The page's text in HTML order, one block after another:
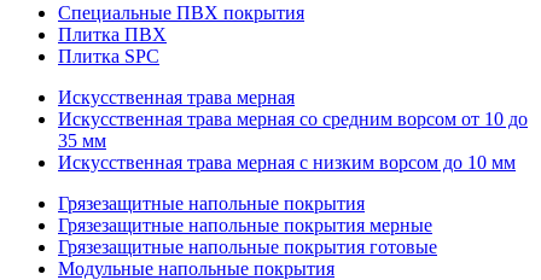
Специальные ПВХ покрытия
Плитка ПВХ
Плитка SPC
Искуccтвенная трава мерная
Искусственная трава мерная со средним ворсом от 10 до
35 мм
Искусственная трава мерная с низким ворсом до 10 мм
Грязезащитные напольные покрытия
Грязезащитные напольные покрытия мерные
Грязезащитные напольные покрытия готовые
Модульные напольные покрытия